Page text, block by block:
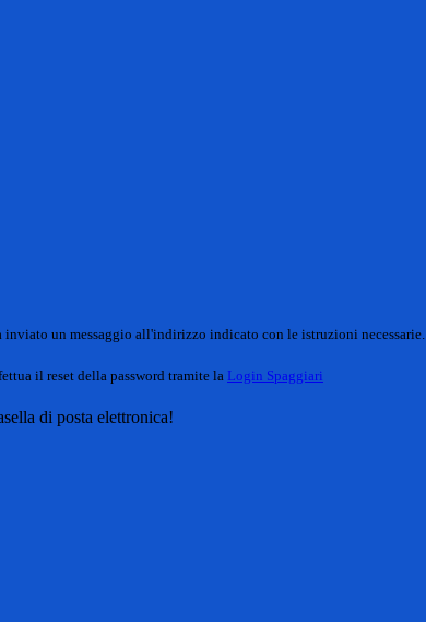
inviato un messaggio all'indirizzo indicato con le istruzioni necessarie.
il reset della password tramite la Login Spaggiari
di posta elettronica!